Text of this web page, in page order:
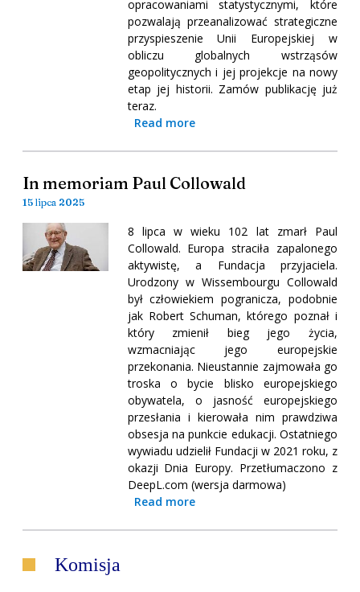
opracowaniami statystycznymi, które
pozwalają przeanalizować strategiczne
przyspieszenie Unii Europejskiej w
obliczu globalnych wstrząsów
geopolitycznych i jej projekcje na nowy
etap jej historii. Zamów publikację już
teraz.
Read more
In memoriam Paul Collowald
15 lipca 2025
8 lipca w wieku 102 lat zmarł Paul
Collowald. Europa straciła zapalonego
aktywistę, a Fundacja przyjaciela.
Urodzony w Wissembourgu Collowald
był człowiekiem pogranicza, podobnie
jak Robert Schuman, którego poznał i
który zmienił bieg jego życia,
wzmacniając jego europejskie
przekonania. Nieustannie zajmowała go
troska o bycie blisko europejskiego
obywatela, o jasność europejskiego
przesłania i kierowała nim prawdziwa
obsesja na punkcie edukacji. Ostatniego
wywiadu udzielił Fundacji w 2021 roku, z
okazji Dnia Europy. Przetłumaczono z
DeepL.com (wersja darmowa)
Read more
Komisja